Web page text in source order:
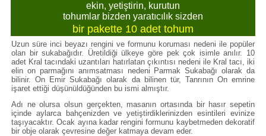
ekin, yetiştirin, kurutun
tohumlar bizden yaratıcılık sizden
bir pakette 10 adet tohum
Uzun süre inci beyazı rengini ve formunu koruması nedeni ile popüler
olan bir sukabağıdır. Üretildiği ülkeye göre pek çok isimle anılır. 10
adet Kral tacındaki uzantıları hatırlatan çıkıntısı nedeni ile Kral tacı, iki
elin on parmağını anımsatması nedeni Parmak Sukabağı olarak da
bilinir. On Emir Sukabağı olarak da bilinen tür, Tanrının On emrine
işaret ettiği düşünüldüğünden bu ismi almıştır.
Adı ne olursa olsun gerçekten, masanın ortasında bir hasır sepetin
içinde aylarca bahçenizden ve yetiştirdiklerinizden esintileri evinize
taşıyacaktır. Ocak ayına kadar rengini formunu kaybetmeden dekoratif
bir obje olarak çevresine değer katmaya devam eder.